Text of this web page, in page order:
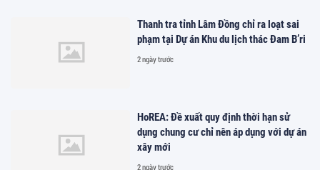
Thanh tra tỉnh Lâm Đồng chỉ ra loạt sai
phạm tại Dự án Khu du lịch thác Đam B’ri
2 ngày trước
HoREA: Đề xuất quy định thời hạn sử
dụng chung cư chỉ nên áp dụng với dự án
xây mới
2 ngày trước